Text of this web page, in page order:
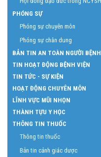
PHÓNG SỰ
Phóng sự chuyên môn
Phóng sự chân dung
BẢN TIN AN TOÀN NGƯỜI BỆNH
TIN HOẠT ĐỘNG BỆNH VIỆN
TIN TỨC - SỰ KIỆN
HOẠT ĐỘNG CHUYÊN MÔN
LĨNH VỰC MŨI NHỌN
THÀNH TỰU Y HỌC
THÔNG TIN THUỐC
Thông tin thuốc
Bản tin cảnh giác dược